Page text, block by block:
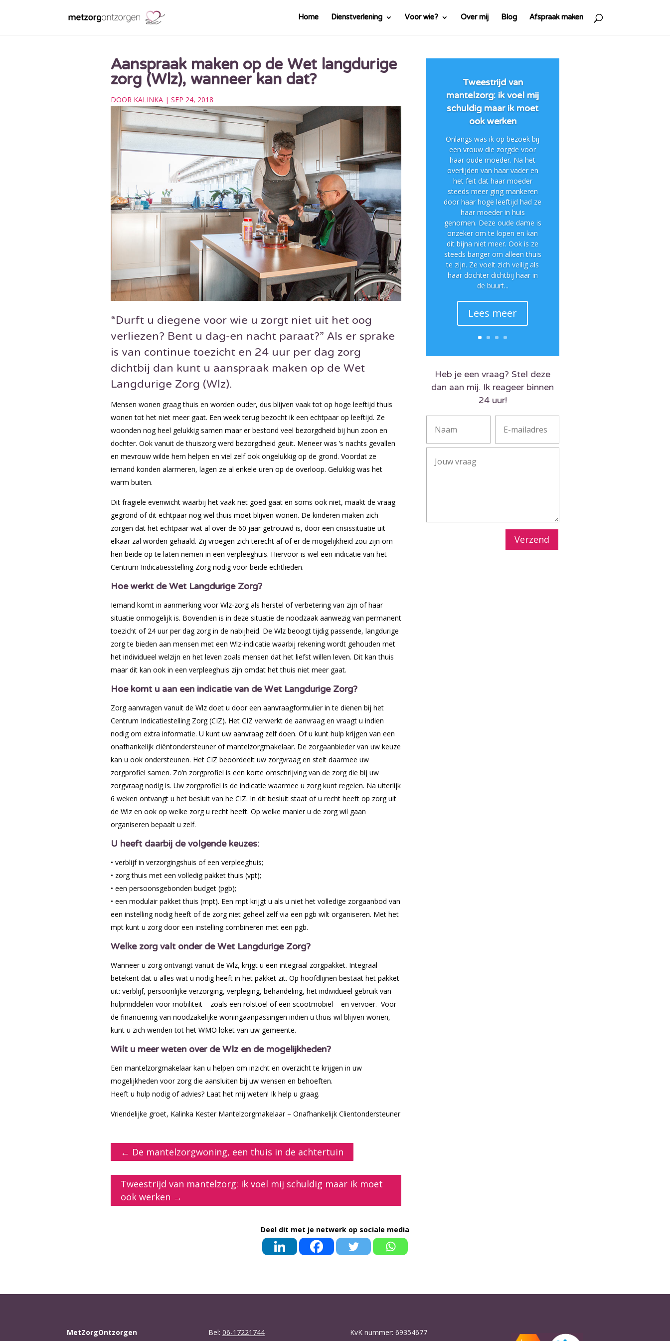
Home Dienstverlening Voor wie? Over mij Blog Afspraak maken
Aanspraak maken op de Wet langdurige
zorg (Wlz), wanneer kan dat?
DOOR KALINKA | SEP 24, 2018
“Durft u diegene voor wie u zorgt niet uit het oog
verliezen? Bent u dag-en nacht paraat?” Als er sprake
is van continue toezicht en 24 uur per dag zorg
dichtbij dan kunt u aanspraak maken op de Wet
Langdurige Zorg (Wlz).
Mensen wonen graag thuis en worden ouder, dus blijven vaak tot op hoge leeftijd thuis
wonen tot het niet meer gaat. Een week terug bezocht ik een echtpaar op leeftijd. Ze
woonden nog heel gelukkig samen maar er bestond veel bezorgdheid bij hun zoon en
dochter. Ook vanuit de thuiszorg werd bezorgdheid geuit. Meneer was ’s nachts gevallen
en mevrouw wilde hem helpen en viel zelf ook ongelukkig op de grond. Voordat ze
iemand konden alarmeren, lagen ze al enkele uren op de overloop. Gelukkig was het
warm buiten.
Dit fragiele evenwicht waarbij het vaak net goed gaat en soms ook niet, maakt de vraag
gegrond of dit echtpaar nog wel thuis moet blijven wonen. De kinderen maken zich
zorgen dat het echtpaar wat al over de 60 jaar getrouwd is, door een crisissituatie uit
elkaar zal worden gehaald. Zij vroegen zich terecht af of er de mogelijkheid zou zijn om
hen beide op te laten nemen in een verpleeghuis. Hiervoor is wel een indicatie van het
Centrum Indicatiesstelling Zorg nodig voor beide echtlieden.
Hoe werkt de Wet Langdurige Zorg?
Iemand komt in aanmerking voor Wlz-zorg als herstel of verbetering van zijn of haar
situatie onmogelijk is. Bovendien is in deze situatie de noodzaak aanwezig van permanent
toezicht of 24 uur per dag zorg in de nabijheid. De Wlz beoogt tijdig passende, langdurige
zorg te bieden aan mensen met een Wlz-indicatie waarbij rekening wordt gehouden met
het individueel welzijn en het leven zoals mensen dat het liefst willen leven. Dit kan thuis
maar dit kan ook in een verpleeghuis zijn omdat het thuis niet meer gaat.
Hoe komt u aan een indicatie van de Wet Langdurige Zorg?
Zorg aanvragen vanuit de Wlz doet u door een aanvraagformulier in te dienen bij het
Centrum Indicatiestelling Zorg (CIZ). Het CIZ verwerkt de aanvraag en vraagt u indien
nodig om extra informatie. U kunt uw aanvraag zelf doen. Of u kunt hulp krijgen van een
onafhankelijk cliëntondersteuner of mantelzorgmakelaar. De zorgaanbieder van uw keuze
kan u ook ondersteunen. Het CIZ beoordeelt uw zorgvraag en stelt daarmee uw
zorgprofiel samen. Zo’n zorgprofiel is een korte omschrijving van de zorg die bij uw
zorgvraag nodig is. Uw zorgprofiel is de indicatie waarmee u zorg kunt regelen. Na uiterlijk
6 weken ontvangt u het besluit van he CIZ. In dit besluit staat of u recht heeft op zorg uit
de Wlz en ook op welke zorg u recht heeft. Op welke manier u de zorg wil gaan
organiseren bepaalt u zelf.
U heeft daarbij de volgende keuzes:
• verblijf in verzorgingshuis of een verpleeghuis;
• zorg thuis met een volledig pakket thuis (vpt);
• een persoonsgebonden budget (pgb);
• een modulair pakket thuis (mpt). Een mpt krijgt u als u niet het volledige zorgaanbod van
een instelling nodig heeft of de zorg niet geheel zelf via een pgb wilt organiseren. Met het
mpt kunt u zorg door een instelling combineren met een pgb.
Welke zorg valt onder de Wet Langdurige Zorg?
Wanneer u zorg ontvangt vanuit de Wlz, krijgt u een integraal zorgpakket. Integraal
betekent dat u alles wat u nodig heeft in het pakket zit. Op hoofdlijnen bestaat het pakket
uit: verblijf, persoonlijke verzorging, verpleging, behandeling, het individueel gebruik van
hulpmiddelen voor mobiliteit – zoals een rolstoel of een scootmobiel – en vervoer. Voor
de financiering van noodzakelijke woningaanpassingen indien u thuis wil blijven wonen,
kunt u zich wenden tot het WMO loket van uw gemeente.
Wilt u meer weten over de Wlz en de mogelijkheden?
Een mantelzorgmakelaar kan u helpen om inzicht en overzicht te krijgen in uw
mogelijkheden voor zorg die aansluiten bij uw wensen en behoeften.
Heeft u hulp nodig of advies? Laat het mij weten! Ik help u graag.
Vriendelijke groet, Kalinka Kester Mantelzorgmakelaar – Onafhankelijk Clientondersteuner
← De mantelzorgwoning, een thuis in de achtertuin
Tweestrijd van mantelzorg: ik voel mij schuldig maar ik moet
ook werken →
Tweestrijd van
mantelzorg: ik voel mij
schuldig maar ik moet
ook werken
Onlangs was ik op bezoek bij
een vrouw die zorgde voor
haar oude moeder. Na het
overlijden van haar vader en
het feit dat haar moeder
steeds meer ging mankeren
door haar hoge leeftijd had ze
haar moeder in huis
genomen. Deze oude dame is
onzeker om te lopen en kan
dit bijna niet meer. Ook is ze
steeds banger om alleen thuis
te zijn. Ze voelt zich veilig als
haar dochter dichtbij haar in
de buurt...
Lees meer
Heb je een vraag? Stel deze
dan aan mij. Ik reageer binnen
24 uur!
Verzend
Deel dit met je netwerk op sociale media
MetZorgOntzorgen
Bel: 06-17221744
KvK nummer: 69354677